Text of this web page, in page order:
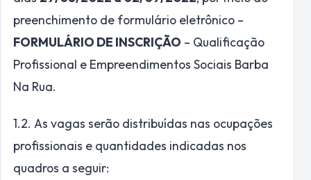
preenchimento de formulário eletrônico –
FORMULÁRIO DE INSCRIÇÃO – Qualificação
Profissional e Empreendimentos Sociais Barba
Na Rua.
1.2. As vagas serão distribuídas nas ocupações
profissionais e quantidades indicadas nos
quadros a seguir: